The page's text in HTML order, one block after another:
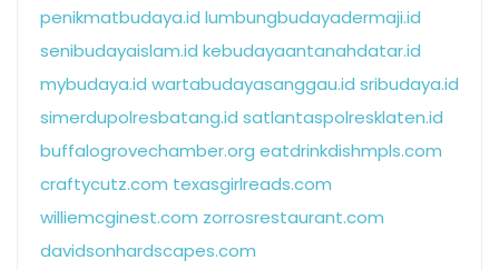
penikmatbudaya.id lumbungbudayadermaji.id
senibudayaislam.id kebudayaantanahdatar.id
mybudaya.id wartabudayasanggau.id sribudaya.id
simerdupolresbatang.id satlantaspolresklaten.id
buffalogrovechamber.org eatdrinkdishmpls.com
craftycutz.com texasgirlreads.com
williemcginest.com zorrosrestaurant.com
davidsonhardscapes.com